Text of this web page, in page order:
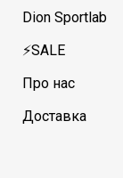
Dion Sportlab
⚡SALE
Про нас
Доставка